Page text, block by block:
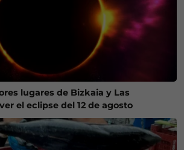
lugares de Bizkaia y Las
el eclipse del 12 de agosto